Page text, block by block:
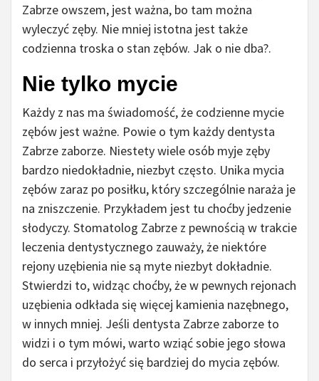
Zabrze owszem, jest ważna, bo tam można
wyleczyć zęby. Nie mniej istotna jest także
codzienna troska o stan zębów. Jak o nie dba?.
Nie tylko mycie
Każdy z nas ma świadomość, że codzienne mycie
zębów jest ważne. Powie o tym każdy dentysta
Zabrze zaborze. Niestety wiele osób myje zęby
bardzo niedokładnie, niezbyt często. Unika mycia
zębów zaraz po posiłku, który szczególnie naraża je
na zniszczenie. Przykładem jest tu choćby jedzenie
słodyczy. Stomatolog Zabrze z pewnością w trakcie
leczenia dentystycznego zauważy, że niektóre
rejony uzębienia nie są myte niezbyt dokładnie.
Stwierdzi to, widząc choćby, że w pewnych rejonach
uzębienia odkłada się więcej kamienia nazębnego,
w innych mniej. Jeśli dentysta Zabrze zaborze to
widzi i o tym mówi, warto wziąć sobie jego słowa
do serca i przyłożyć się bardziej do mycia zębów.